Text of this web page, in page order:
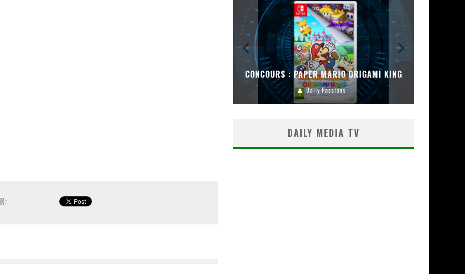
CONCOURS : PAPER MARIO ORIGAMI KING
Daily Passions
DAILY MEDIA TV